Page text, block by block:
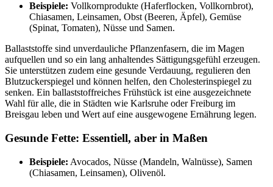
Beispiele: Vollkornprodukte (Haferflocken, Vollkornbrot),
Chiasamen, Leinsamen, Obst (Beeren, Äpfel), Gemüse
(Spinat, Tomaten), Nüsse und Samen.
Ballaststoffe sind unverdauliche Pflanzenfasern, die im Magen
aufquellen und so ein lang anhaltendes Sättigungsgefühl erzeugen.
Sie unterstützen zudem eine gesunde Verdauung, regulieren den
Blutzuckerspiegel und können helfen, den Cholesterinspiegel zu
senken. Ein ballaststoffreiches Frühstück ist eine ausgezeichnete
Wahl für alle, die in Städten wie Karlsruhe oder Freiburg im
Breisgau leben und Wert auf eine ausgewogene Ernährung legen.
Gesunde Fette: Essentiell, aber in Maßen
Beispiele: Avocados, Nüsse (Mandeln, Walnüsse), Samen
(Chiasamen, Leinsamen), Olivenöl.